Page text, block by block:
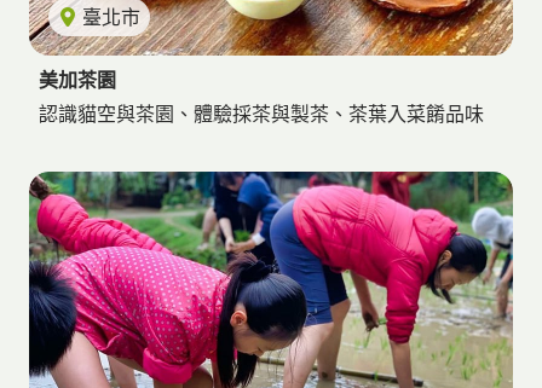
臺北市
美加茶園
認識貓空與茶園、體驗採茶與製茶、茶葉入菜餚品味